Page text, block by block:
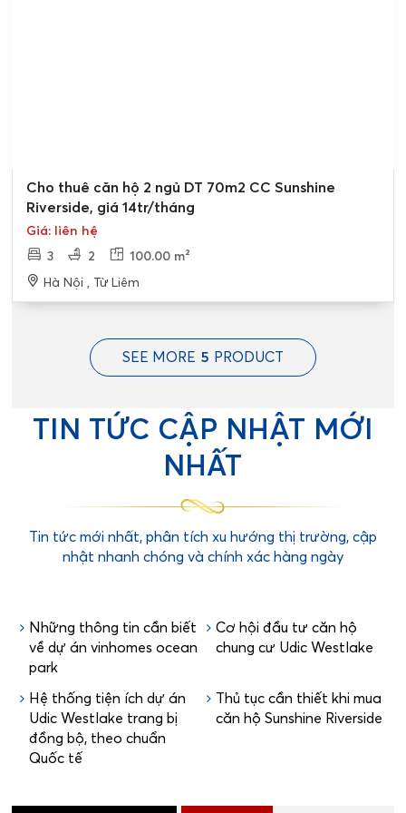
Cho thuê căn hộ 2 ngủ DT 70m2 CC Sunshine
Riverside, giá 14tr/tháng
Giá: liên hệ
3
2 100.00 m²
Hà Nội , Từ Liêm
SEE MORE 5 PRODUCT
TIN TỨC CẬP NHẬT MỚI
NHẤT
Tin tức mới nhất, phân tích xu hướng thị trường, cập
nhật nhanh chóng và chính xác hàng ngày
Những thông tin cần biết
về dự án vinhomes ocean
park
Cơ hội đầu tư căn hộ
chung cư Udic Westlake
Hệ thống tiện ích dự án
Udic Westlake trang bị
đồng bộ, theo chuẩn
Quốc tế
Thủ tục cần thiết khi mua
căn hộ Sunshine Riverside